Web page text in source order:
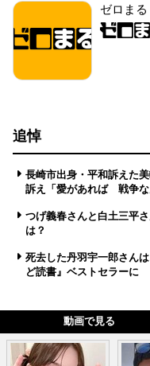
ゼロまる
追悼
長崎市出身・平和訴えた
訴え「愛があれば 戦争な
つげ義春さんと白土三平
は？
死去した丹羽宇一郎さん
ど読書』ベストセラーに
動画で見る